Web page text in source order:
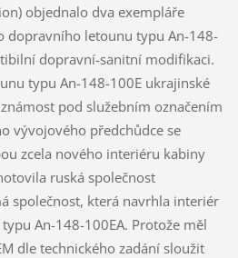
objednalo dva exempláře
dopravního letounu typu An-148-
dopravní-sanitní modifikaci.
typu An-148-100E ukrajinské
pod služebním označením
vývojového předchůdce se
zcela nového interiéru kabiny
ruská společnost
společnost, která navrhla interiér
An-148-100EA. Protože měl
dle technického zadání sloužit